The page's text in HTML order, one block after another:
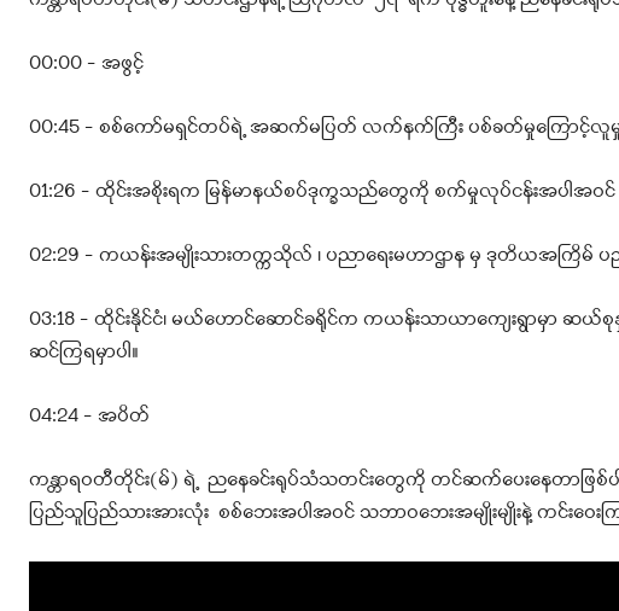
00:00 – အဖွင့်
00:45 – စစ်ကော်မရှင်တပ်ရဲ့ အဆက်မပြတ် လက်နက်ကြီး ပစ်ခတ်မှုကြောင့်လူမှု
01:26 – ထိုင်းအစိုးရက မြန်မာနယ်စပ်ဒုက္ခသည်တွေကို စက်မှုလုပ်ငန်းအပါအဝ
02:29 – ကယန်းအမျိုးသားတက္ကသိုလ် ၊ ပညာရေးမဟာဌာန မှ ဒုတိယအကြိမ် ပ
03:18 – ထိုင်းနိုင်ငံ၊ မယ်ဟောင်ဆောင်ခရိုင်က ကယန်းသာယာကျေးရွာမှာ ဆယ်
ဆင်ကြရမှာပါ။
04:24 – အပိတ်
ကန္တာရဝတီတိုင်း(မ်) ရဲ့ ညနေခင်းရုပ်သံသတင်းတွေကို တင်ဆက်ပေးနေတာဖြစ်
ပြည်သူပြည်သားအားလုံး စစ်ဘေးအပါအဝင် သဘာဝဘေးအမျိုးမျိုးနဲ့ ကင်းဝေးကြ